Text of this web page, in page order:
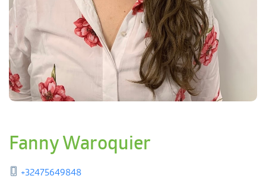
Fanny Waroquier
+32475649848